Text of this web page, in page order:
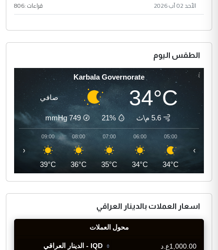
الأحد 02 آب 2026 قراءات :806
الطقس اليوم
Karbala Governorate
34°C صافي
5.6 م\ث 21%
749
mmHg
05:00
34°C
06:00
34°C
07:00
35°C
08:00
36°C
09:00
39°C
‹ ›
اسعار العملات بالدينار العراقي